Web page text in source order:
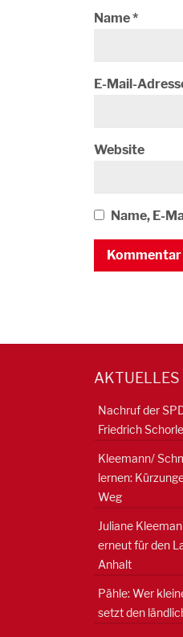
Name*
E-Mail-
Website
Name, E-
AKTUELLES
Nachruf der
Friedrich
Kleemann/
lernen:
Weg
Juliane
erneut für den
Anhalt
Pähle: Wer
setzt den